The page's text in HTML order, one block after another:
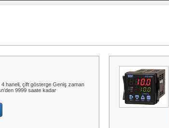
4 haneli, çift gösterge Geniş zaman
9999 saate kadar